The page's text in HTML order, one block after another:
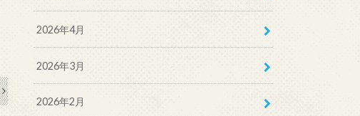
2026年4月
2026年3月
2026年2月